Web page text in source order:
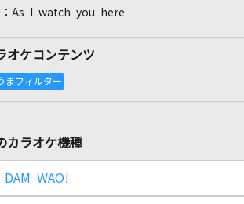
As I watch you here
オケコンテンツ
カラオケ機種
DAM WAO!